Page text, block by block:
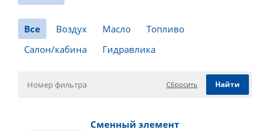
Все Воздух Масло
Топливо
Салон/кабина
Гидравлика
Сбросить
Сменный элемент